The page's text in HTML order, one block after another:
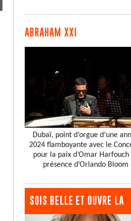
ABRAHAM XXI
Dubaï, point d’orgue d’une
2024 flamboyante avec le
pour la paix d’Omar Harfouch
présence d’Orlando Bloom
SOIS BELLE ET OUVRE LA